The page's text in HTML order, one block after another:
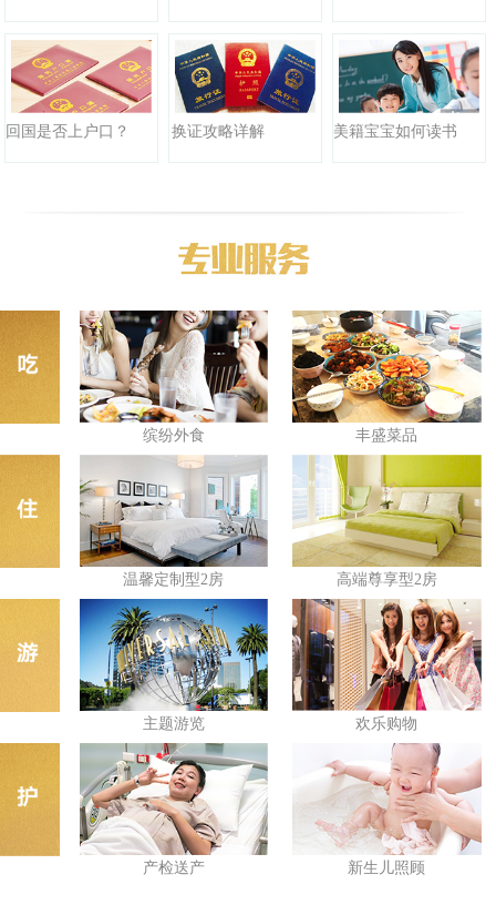
回国是否上户口？ 换证攻略详解 美籍宝宝如何读书
缤纷外食 丰盛菜品
温馨定制型2房 高端尊享型2房
主题游览 欢乐购物
产检送产 新生儿照顾